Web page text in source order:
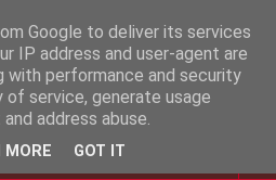
Google to deliver its services
IP address and user-agent are
with performance and security
service, generate usage
address abuse.
MORE GOT IT